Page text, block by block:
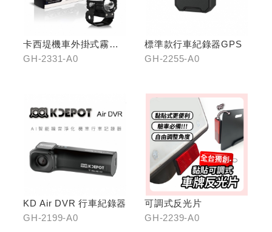
卡西堤機車外掛式霧燈
組(雙燈)
GH-2331-A0
標準款行車紀錄器GPS
GH-2255-A0
KD Air DVR 行車紀錄器
GH-2199-A0
可調式反光片
GH-2239-A0